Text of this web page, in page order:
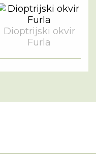
Dioptrijski okvir
Furla